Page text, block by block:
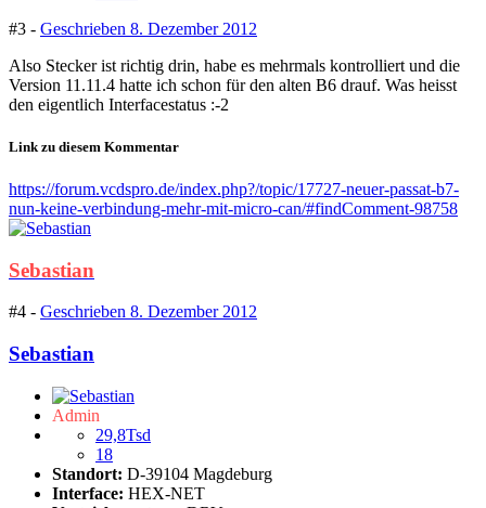
#3 - Geschrieben 8. Dezember 2012
Also Stecker ist richtig drin, habe es mehrmals kontrolliert und die
Version 11.11.4 hatte ich schon für den alten B6 drauf. Was heisst
den eigentlich Interfacestatus :-2
Link zu diesem Kommentar
https://forum.vcdspro.de/index.php?/topic/17727-neuer-passat-b7-
nun-keine-verbindung-mehr-mit-micro-can/#findComment-98758
Sebastian
#4 - Geschrieben 8. Dezember 2012
Sebastian
Admin
29,8Tsd
18
Standort: D-39104 Magdeburg
Interface: HEX-NET